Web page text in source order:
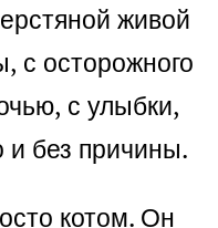
живой
с осторожного
с улыбки,
и без причины.
котом. Он